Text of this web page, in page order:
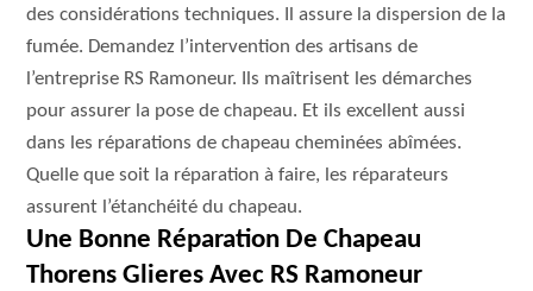
des considérations techniques. Il assure la dispersion de la
fumée. Demandez l’intervention des artisans de
l’entreprise RS Ramoneur. Ils maîtrisent les démarches
pour assurer la pose de chapeau. Et ils excellent aussi
dans les réparations de chapeau cheminées abîmées.
Quelle que soit la réparation à faire, les réparateurs
assurent l’étanchéité du chapeau.
Une Bonne Réparation De Chapeau
Thorens Glieres Avec RS Ramoneur